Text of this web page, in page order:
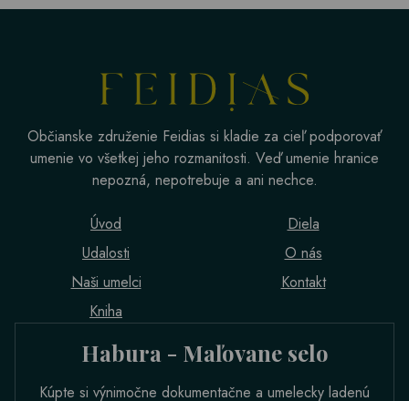
Občianske združenie Feidias si kladie za cieľ podporovať
umenie vo všetkej jeho rozmanitosti. Veď umenie hranice
nepozná, nepotrebuje a ani nechce.
Úvod
Udalosti
Naši umelci
Kniha
Diela
O nás
Kontakt
Habura - Maľovane selo
Kúpte si výnimočne dokumentačne a umelecky ladenú